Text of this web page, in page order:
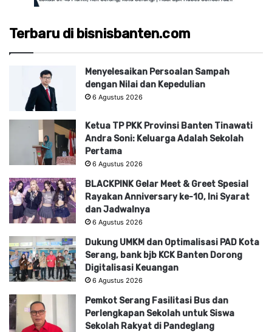
Terbaru di bisnisbanten.com
Menyelesaikan Persoalan Sampah
dengan Nilai dan Kepedulian
6 Agustus 2026
Ketua TP PKK Provinsi Banten Tinawati
Andra Soni: Keluarga Adalah Sekolah
Pertama
6 Agustus 2026
BLACKPINK Gelar Meet & Greet Spesial
Rayakan Anniversary ke-10, Ini Syarat
dan Jadwalnya
6 Agustus 2026
Dukung UMKM dan Optimalisasi PAD Kota
Serang, bank bjb KCK Banten Dorong
Digitalisasi Keuangan
6 Agustus 2026
Pemkot Serang Fasilitasi Bus dan
Perlengkapan Sekolah untuk Siswa
Sekolah Rakyat di Pandeglang